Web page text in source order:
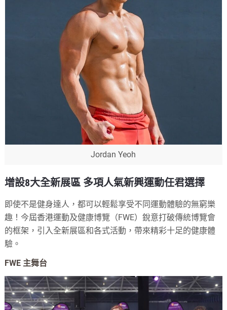
Jordan Yeoh
增設8大全新展區 多項人氣新興運動任君選擇
即使不是健身達人，都可以輕鬆享受不同運動體驗的無窮樂
趣！今屆香港運動及健康博覽（FWE）銳意打破傳統博覽會
的框架，引入全新展區和各式活動，帶來精彩十足的健康體
驗。
FWE 主舞台